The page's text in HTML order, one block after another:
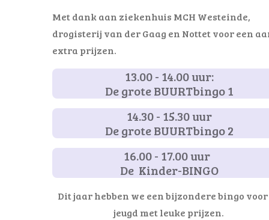
Met dank aan ziekenhuis MCH Westeinde,
drogisterij van der Gaag en Nottet voor een
extra prijzen.
13.00 - 14.00 uur:
De grote BUURTbingo 1
14.30 - 15.30 uur
De grote BUURTbingo 2
16.00 - 17.00 uur
De Kinder-BINGO
Dit jaar hebben we een bijzondere bingo voor
jeugd met leuke prijzen.